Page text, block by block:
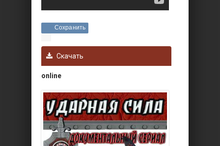
Сохранить
Скачать
online